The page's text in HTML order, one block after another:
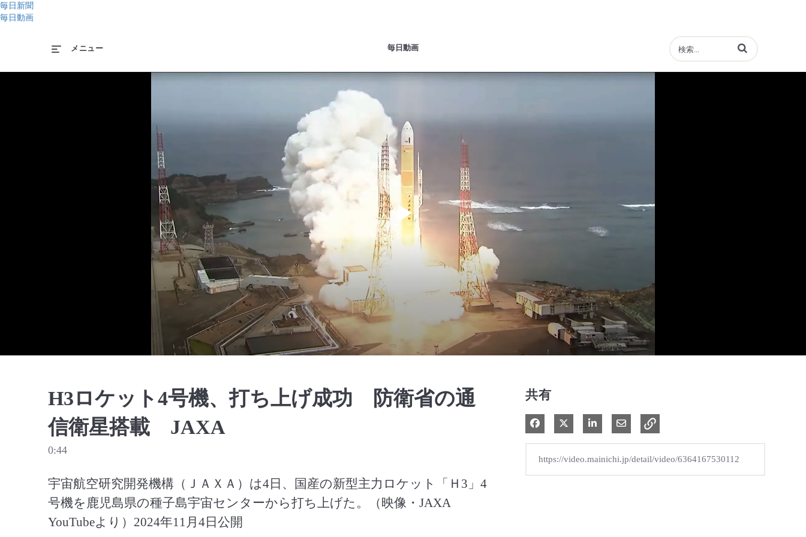
毎日新聞
毎日動画
毎日動画
メニュー 動画の検索語句を入力
Play
Video
H3ロケット4号機、打ち上げ成功 防衛省の通
信衛星搭載 JAXA
0:44
宇宙航空研究開発機構（ＪＡＸＡ）は4日、国産の新型主力ロケット「Ｈ3」4
号機を鹿児島県の種子島宇宙センターから打ち上げた。（映像・JAXA
YouTubeより）2024年11月4日公開
共有
Facebook で共有
Xで共有する
LinkedIn で共有電子メールで共有